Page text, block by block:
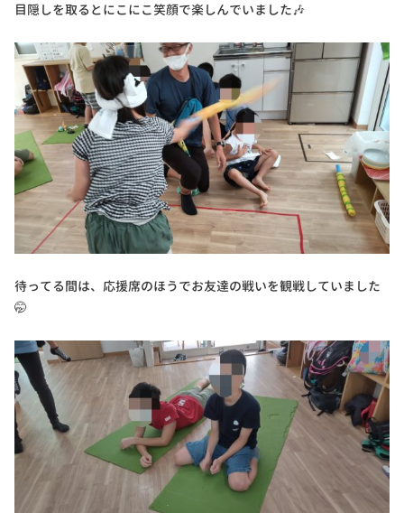
目隠しを取るとにこにこ笑顔で楽しんでいました🎶
待ってる間は、応援席のほうでお友達の戦いを観戦していました
🤭